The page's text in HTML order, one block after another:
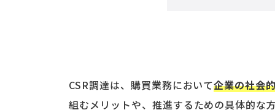
CSR調達は、購買業務において企業の社会
組むメリットや、推進するための具体的な